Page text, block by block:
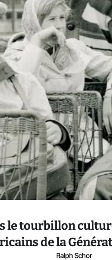
le tourbillon
de la
Ralph Schor